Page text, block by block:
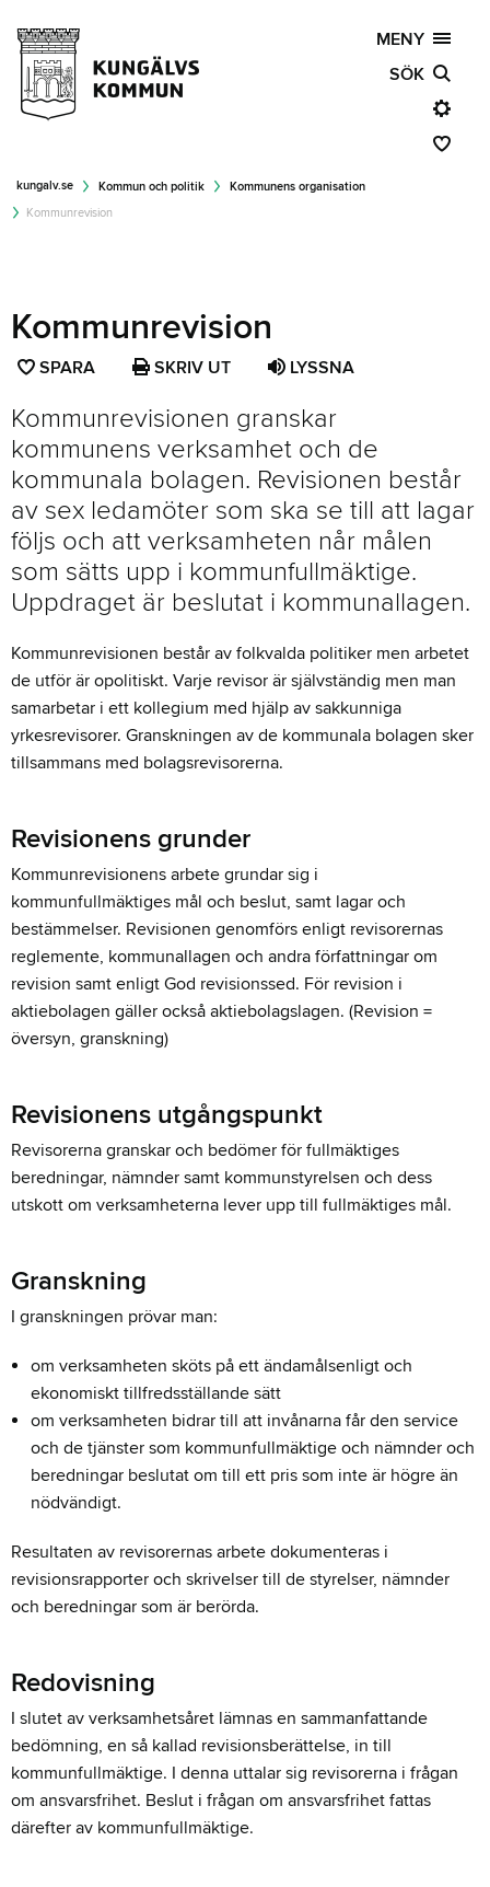
MENY
SÖK
kungalv.se Kommun och politik
Kommunens organisation
Kommunrevision
Kommunrevision
SPARA SPARA
SOM
FAVORIT
SKRIV UT LYSSNA
Kommunrevisionen granskar
kommunens verksamhet och de
kommunala bolagen. Revisionen består
av sex ledamöter som ska se till att lagar
följs och att verksamheten når målen
som sätts upp i kommunfullmäktige.
Uppdraget är beslutat i kommunallagen.
Kommunrevisionen består av folkvalda politiker men arbetet
de utför är opolitiskt. Varje revisor är självständig men man
samarbetar i ett kollegium med hjälp av sakkunniga
yrkesrevisorer. Granskningen av de kommunala bolagen sker
tillsammans med bolagsrevisorerna.
Revisionens grunder
Kommunrevisionens arbete grundar sig i
kommunfullmäktiges mål och beslut, samt lagar och
bestämmelser. Revisionen genomförs enligt revisorernas
reglemente, kommunallagen och andra författningar om
revision samt enligt God revisionssed. För revision i
aktiebolagen gäller också aktiebolagslagen. (Revision =
översyn, granskning)
Revisionens utgångspunkt
Revisorerna granskar och bedömer för fullmäktiges
beredningar, nämnder samt kommunstyrelsen och dess
utskott om verksamheterna lever upp till fullmäktiges mål.
Granskning
I granskningen prövar man:
om verksamheten sköts på ett ändamålsenligt och
ekonomiskt tillfredsställande sätt
om verksamheten bidrar till att invånarna får den service
och de tjänster som kommunfullmäktige och nämnder och
beredningar beslutat om till ett pris som inte är högre än
nödvändigt.
Resultaten av revisorernas arbete dokumenteras i
revisionsrapporter och skrivelser till de styrelser, nämnder
och beredningar som är berörda.
Redovisning
I slutet av verksamhetsåret lämnas en sammanfattande
bedömning, en så kallad revisionsberättelse, in till
kommunfullmäktige. I denna uttalar sig revisorerna i frågan
om ansvarsfrihet. Beslut i frågan om ansvarsfrihet fattas
därefter av kommunfullmäktige.